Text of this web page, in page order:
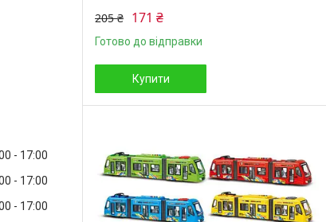
205 ₴ 171 ₴
Готово до відправки
Купити
17:00
17:00
17:00